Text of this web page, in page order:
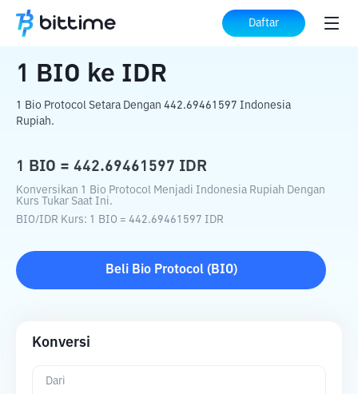
Daftar
Beranda Konverter Kripto ke IDR
1 BIO ke IDR
1 Bio Protocol Setara Dengan 442.69461597 Indonesia
Rupiah.
1 BIO = 442.69461597 IDR
Konversikan 1 Bio Protocol Menjadi Indonesia Rupiah Dengan
Kurs Tukar Saat Ini.
BIO/IDR Kurs: 1 BIO = 442.69461597 IDR
Beli Bio Protocol( BIO)
Konversi
Dari